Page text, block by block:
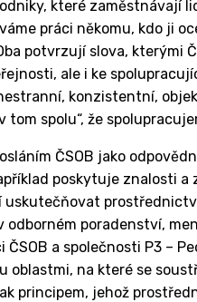
které zaměstnávají
práci někomu, kdo ji
potvrzují slova, kterými
ale i ke
konzistentní,
tom spolu“, že
ČSOB jako
poskytuje znalosti
uskutečňovat
odborném poradenství,
a společnosti P3 –
oblastmi, na které se
principem, jehož